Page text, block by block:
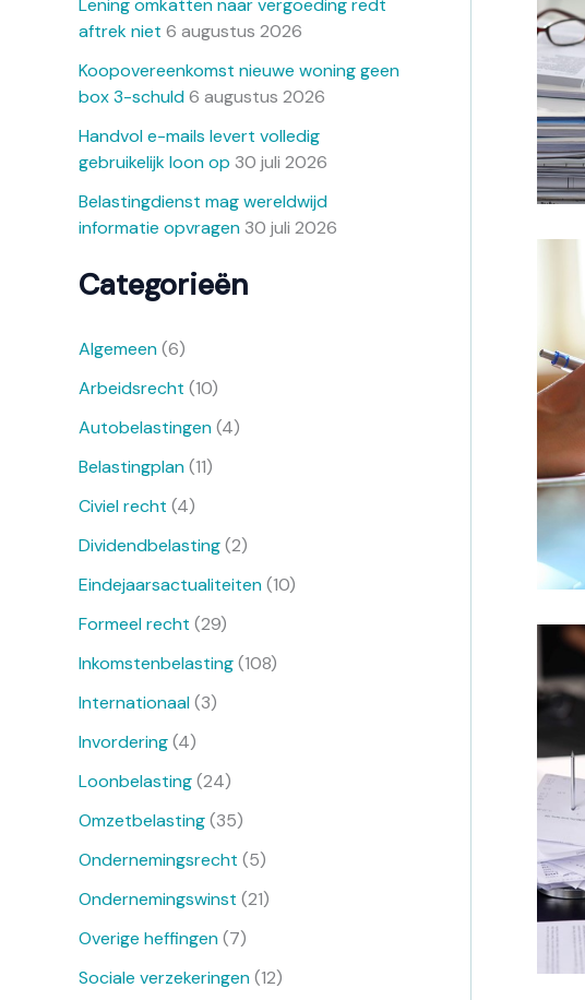
Lening omkatten naar vergoeding redt
aftrek niet 6 augustus 2026
Koopovereenkomst nieuwe woning geen
box 3-schuld6 augustus 2026
Handvol e-mails levert volledig
gebruikelijk loon op 30 juli 2026
Belastingdienst mag wereldwijd
informatie opvragen 30 juli 2026
Categorieën
Algemeen(6)
Arbeidsrecht (10)
Autobelastingen(4)
Belastingplan(11)
Civiel recht (4)
Dividendbelasting(2)
Eindejaarsactualiteiten(10)
Formeel recht (29)
Inkomstenbelasting(108)
Internationaal(3)
Invordering(4)
Loonbelasting(24)
Omzetbelasting(35)
Ondernemingsrecht (5)
Ondernemingswinst (21)
Overige heffingen(7)
Sociale verzekeringen(12)